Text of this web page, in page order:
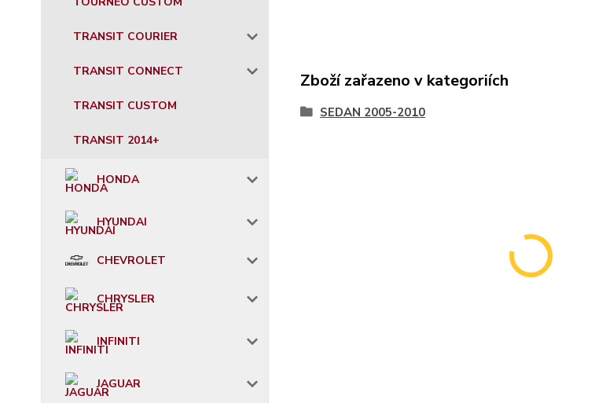
TRANSIT COURIER
TRANSIT CONNECT
TRANSIT CUSTOM
TRANSIT 2014+
HONDA
HYUNDAI
CHEVROLET
CHRYSLER
INFINITI
JAGUAR
Zboží zařazeno v kategoriích
SEDAN 2005-2010